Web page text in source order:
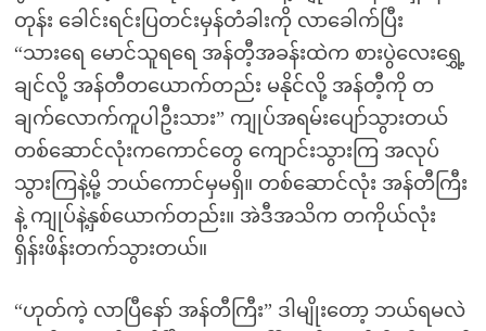
တုန်း ခေါင်းရင်းပြတင်းမှန်တံခါးကို လာခေါက်ပြီး
“သားရေ မောင်သူရရေ အန်တီ့အခန်းထဲက စားပွဲလေးရွှေ့
ချင်လို့ အန်တီတယောက်တည်း မနိုင်လို့ အန်တီ့ကို တ
ချက်လောက်ကူပါဦးသား” ကျုပ်အရမ်းပျော်သွားတယ်
တစ်ဆောင်လုံးကကောင်တွေ ကျောင်းသွားကြ အလုပ်
သွားကြနဲ့မို့ ဘယ်ကောင်မှမရှိ။ တစ်ဆောင်လုံး အန်တီကြီး
နဲ့ ကျုပ်နဲ့နှစ်ယောက်တည်း။ အဲဒီအသိက တကိုယ်လုံး
ရှိန်းဖိန်းတက်သွားတယ်။
“ဟုတ်ကဲ့ လာပြီနော် အန်တီကြီး” ဒါမျိုးတော့ ဘယ်ရမလဲ